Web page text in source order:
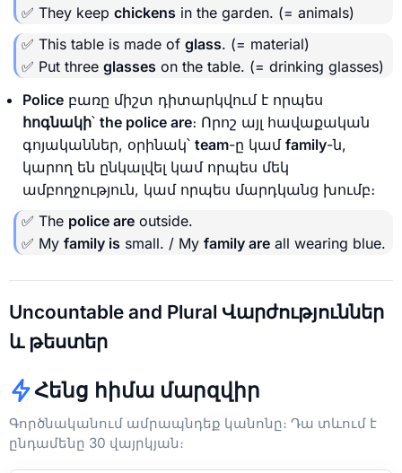
✅ They keep chickens in the garden. (= animals)
✅ This table is made of glass. (= material)
✅ Put three glasses on the table. (= drinking glasses)
Police բառը միշտ դիտարկվում է որպես
հոգնակի՝ the police are։ Որոշ այլ հավաքական
գոյականներ, օրինակ՝ team-ը կամ family-ն,
կարող են ընկալվել կամ որպես մեկ
ամբողջություն, կամ որպես մարդկանց խումբ։
✅ The police are outside.
✅ My family is small. / My family are all wearing blue.
Uncountable and Plural Վարժություններ
և թեստեր
Հենց հիմա մարզվիր
Գործնականում ամրապնդեք կանոնը։ Դա տևում է
ընդամենը 30 վայրկյան։